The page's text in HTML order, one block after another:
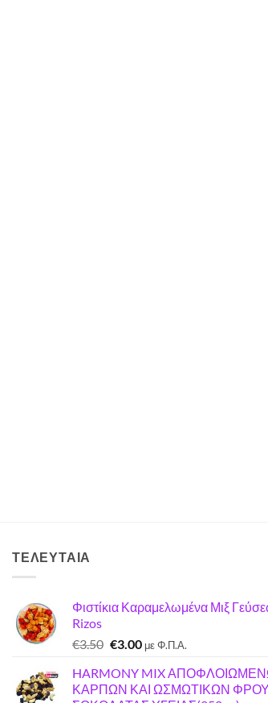
ΤΕΛΕΥΤΑΊΑ
Φιστίκια Καραμελωμένα Μιξ
Rizos
€3.50 Original
was:
€3.50.
€3.00Η
τιμή
είναι:
με Φ.Π.Α.
HARMONY MIX
ΚΑΡΠΩΝ ΚΑΙ ΩΣΜΩΤΙΚΩΝ